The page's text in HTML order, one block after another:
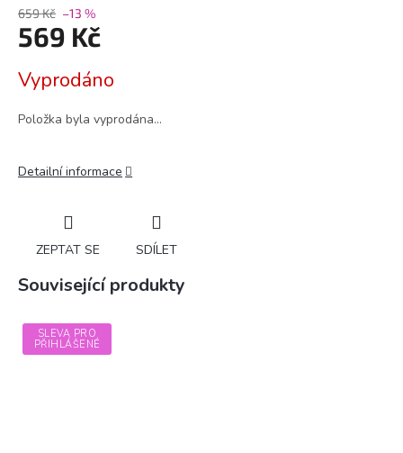
659 Kč –13 %
569 Kč
cena:
Vyprodáno
Položka byla vyprodána…
Detailní informace
ZEPTAT SE SDÍLET
Související produkty
SLEVA PRO
PŘIHLÁŠENÉ